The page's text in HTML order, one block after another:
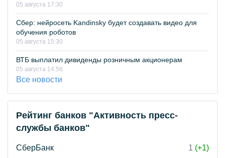
05 августа 17:30
Сбер: нейросеть Kandinsky будет создавать видео для
обучения роботов
05 августа 15:30
ВТБ выплатил дивиденды розничным акционерам
05 августа 14:56
Все новости
Рейтинг банков "Активность пресс-
службы банков"
СберБанк 1 (+1)